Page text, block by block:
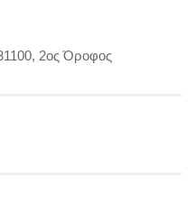
2ος Όροφος